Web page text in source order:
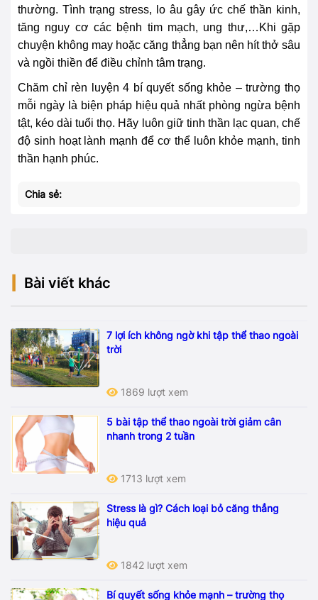
thường. Tình trạng stress, lo âu gây ức chế thần kinh,
tăng nguy cơ các bệnh tim mạch, ung thư,…Khi gặp
chuyện không may hoặc căng thẳng bạn nên hít thở sâu
và ngồi thiền để điều chỉnh tâm trạng.
Chăm chỉ rèn luyện 4 bí quyết sống khỏe – trường thọ
mỗi ngày là biện pháp hiệu quả nhất phòng ngừa bệnh
tật, kéo dài tuổi thọ. Hãy luôn giữ tinh thần lạc quan, chế
độ sinh hoạt lành mạnh để cơ thể luôn khỏe mạnh, tinh
thần hạnh phúc.
Chia sẻ:
Bài viết khác
7 lợi ích không ngờ khi tập thể thao ngoài
trời
1869 lượt xem
5 bài tập thể thao ngoài trời giảm cân
nhanh trong 2 tuần
1713 lượt xem
Stress là gì? Cách loại bỏ căng thẳng
hiệu quả
1842 lượt xem
Bí quyết sống khỏe mạnh – trường thọ